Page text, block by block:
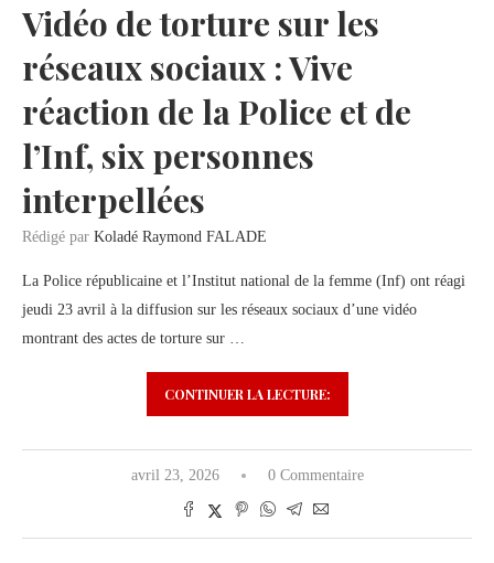
Vidéo de torture sur les
réseaux sociaux : Vive
réaction de la Police et de
l’Inf, six personnes
interpellées
Rédigé par Koladé Raymond FALADE
La Police républicaine et l’Institut national de la femme (Inf) ont réagi
jeudi 23 avril à la diffusion sur les réseaux sociaux d’une vidéo
montrant des actes de torture sur …
CONTINUER LA LECTURE:
avril 23, 2026 0 Commentaire